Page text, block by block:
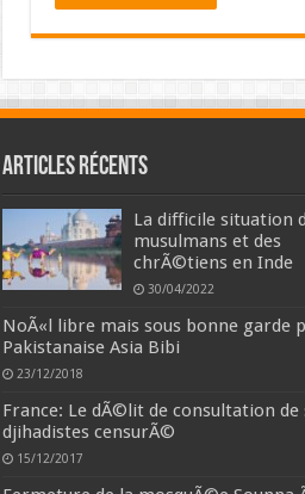
Articles récents
La difficile situation
musulmans et des
chrÃ©tiens en Inde
30/04/2022
NoÃ«l libre mais sous bonne garde
Pakistanaise Asia Bibi
23/12/2018
France: Le dÃ©lit de consultation de
djihadistes censurÃ©
15/12/2017